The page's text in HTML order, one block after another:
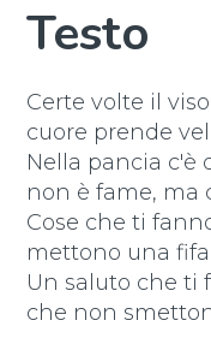
Testo
Certe volte il
cuore prende
Nella pancia c'è
non è fame, ma
Cose che ti
mettono una
Un saluto che ti
che non